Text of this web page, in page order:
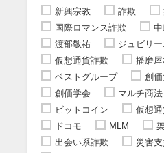
新興宗教
詐欺
国際ロマンス詐欺
中
渡部敬祐
ジュビリー
仮想通貨詐欺
播磨
ベストグループ
創
創価学会
マルチ商法
ビットコイン
仮想通
ドコモ
MLM
出会い系詐欺
災害支